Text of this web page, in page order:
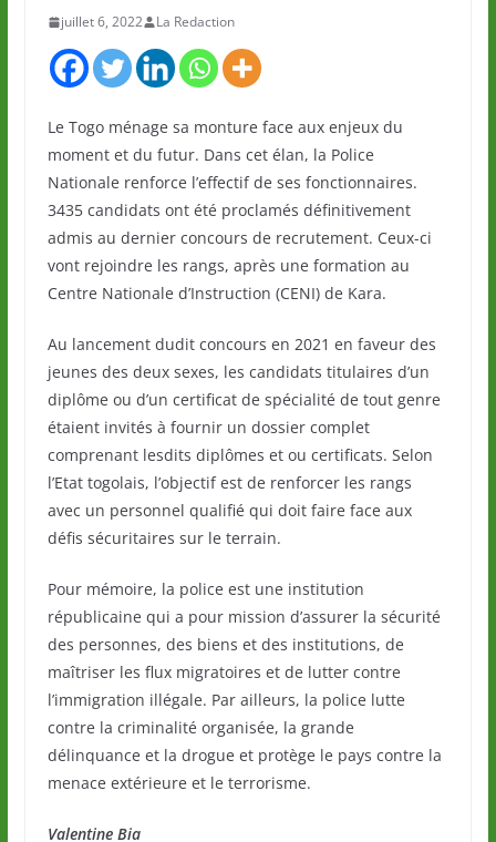
juillet 6, 2022 La Redaction
Le Togo ménage sa monture face aux enjeux du
moment et du futur. Dans cet élan, la Police
Nationale renforce l’effectif de ses fonctionnaires.
3435 candidats ont été proclamés définitivement
admis au dernier concours de recrutement. Ceux-ci
vont rejoindre les rangs, après une formation au
Centre Nationale d’Instruction (CENI) de Kara.
Au lancement dudit concours en 2021 en faveur des
jeunes des deux sexes, les candidats titulaires d’un
diplôme ou d’un certificat de spécialité de tout genre
étaient invités à fournir un dossier complet
comprenant lesdits diplômes et ou certificats. Selon
l’Etat togolais, l’objectif est de renforcer les rangs
avec un personnel qualifié qui doit faire face aux
défis sécuritaires sur le terrain.
Pour mémoire, la police est une institution
républicaine qui a pour mission d’assurer la sécurité
des personnes, des biens et des institutions, de
maîtriser les flux migratoires et de lutter contre
l’immigration illégale. Par ailleurs, la police lutte
contre la criminalité organisée, la grande
délinquance et la drogue et protège le pays contre la
menace extérieure et le terrorisme.
Valentine Bia